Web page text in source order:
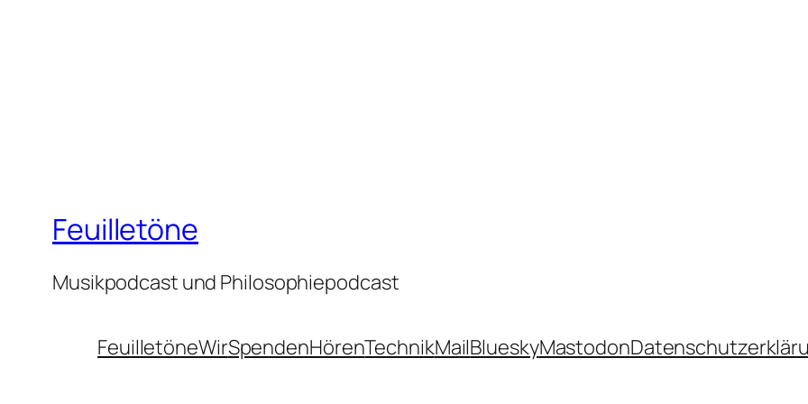
Feuilletöne
Musikpodcast und Philosophiepodcast
FeuilletöneWirSpendenHörenTechnikMailBlueskyMastodon